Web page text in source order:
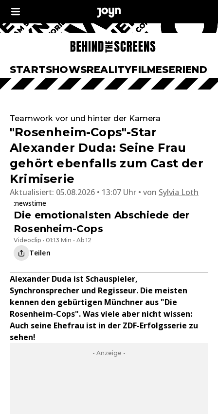
STARTSHOWSREALITYFILMESERIEN
Teamwork vor und hinter der Kamera
"Rosenheim-Cops"-Star
Alexander Duda: Seine Frau
gehört ebenfalls zum Cast der
Krimiserie
Aktualisiert: 05.08.2026 • 13:07 Uhr von Sylvia Loth
:newstime
Die emotionalsten Abschiede der
Rosenheim-Cops
Videoclip • 01:13 Min • Ab 12
Teilen
Alexander Duda ist Schauspieler,
Synchronsprecher und Regisseur. Die meisten
kennen den gebürtigen Münchner aus "Die
Rosenheim-Cops". Was viele aber nicht wissen:
Auch seine Ehefrau ist in der ZDF-Erfolgsserie zu
sehen!
- Anzeige -